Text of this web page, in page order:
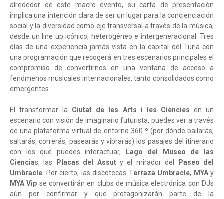
alrededor de este macro evento, su carta de presentación
implica una intención clara de ser un lugar para la concienciación
social y la diversidad como eje transversal a través de la música,
desde un line up icónico, heterogéneo e intergeneracional. Tres
días de una experiencia jamás vista en la capital del Turia con
una programación que recogerá en tres escenarios principales el
compromiso de convertirnos en una ventana de acceso a
fenómenos musicales internacionales, tanto consolidados como
emergentes.
El transformar la Ciutat de les Arts i les Ciències en un
escenario con visión de imaginario futurista, puedes ver a través
de una plataforma virtual de entorno 360 º (por dónde bailarás,
saltarás, correrás, pasearás y vibrarás) los pasajes del itinerario
con los que puedes interactuar,
Lago del Museo
de las
Ciencias, las Placas del Assuty el mirador del
Paseo del
Umbracle. Por cierto, las discotecas Terraza Umbracle, MYA y
MYA Vip se convertirán en clubs de música electrónica con DJs
aún por confirmar y que protagonizarán parte de la